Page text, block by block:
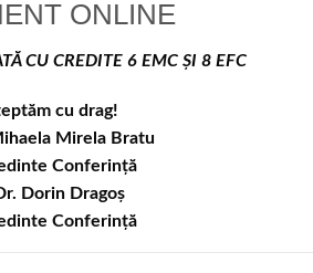
ONLINE
CU CREDITE 6 EMC ȘI 8 EFC
cu drag!
Mirela Bratu
Conferință
Dorin Dragoș
Conferință